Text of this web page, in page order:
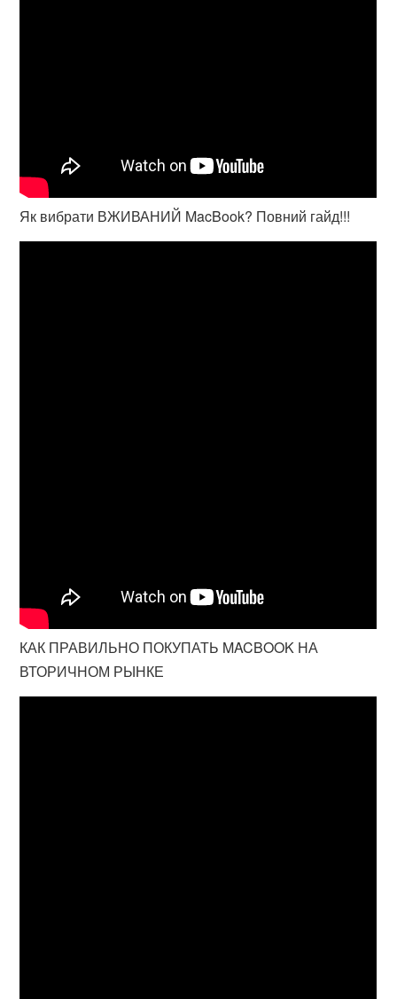
Як вибрати ВЖИВАНИЙ MacBook? Повний гайд!!!
КАК ПРАВИЛЬНО ПОКУПАТЬ MACBOOK НА
ВТОРИЧНОМ РЫНКЕ